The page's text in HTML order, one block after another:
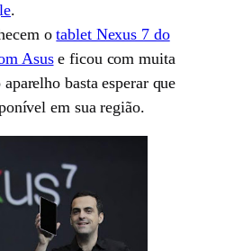
.
otablet Nexus 7 do
Asuse ficou com muita
basta esperar que
em sua região.